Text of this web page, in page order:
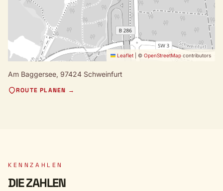
Leaflet © OpenStreetMap contributors
Am Baggersee, 97424 Schweinfurt
ROUTE PLANEN →
KENNZAHLEN
DIE ZAHLEN